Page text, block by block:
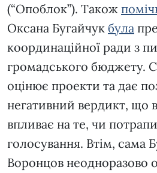
(“Опоблок”). Також
Оксана Бугайчук була
координаційної ради з
громадського бюджету.
оцінює проекти та дає
негативний вердикт, що
впливає на те, чи
голосування. Втім, сама
Воронцов неодноразово